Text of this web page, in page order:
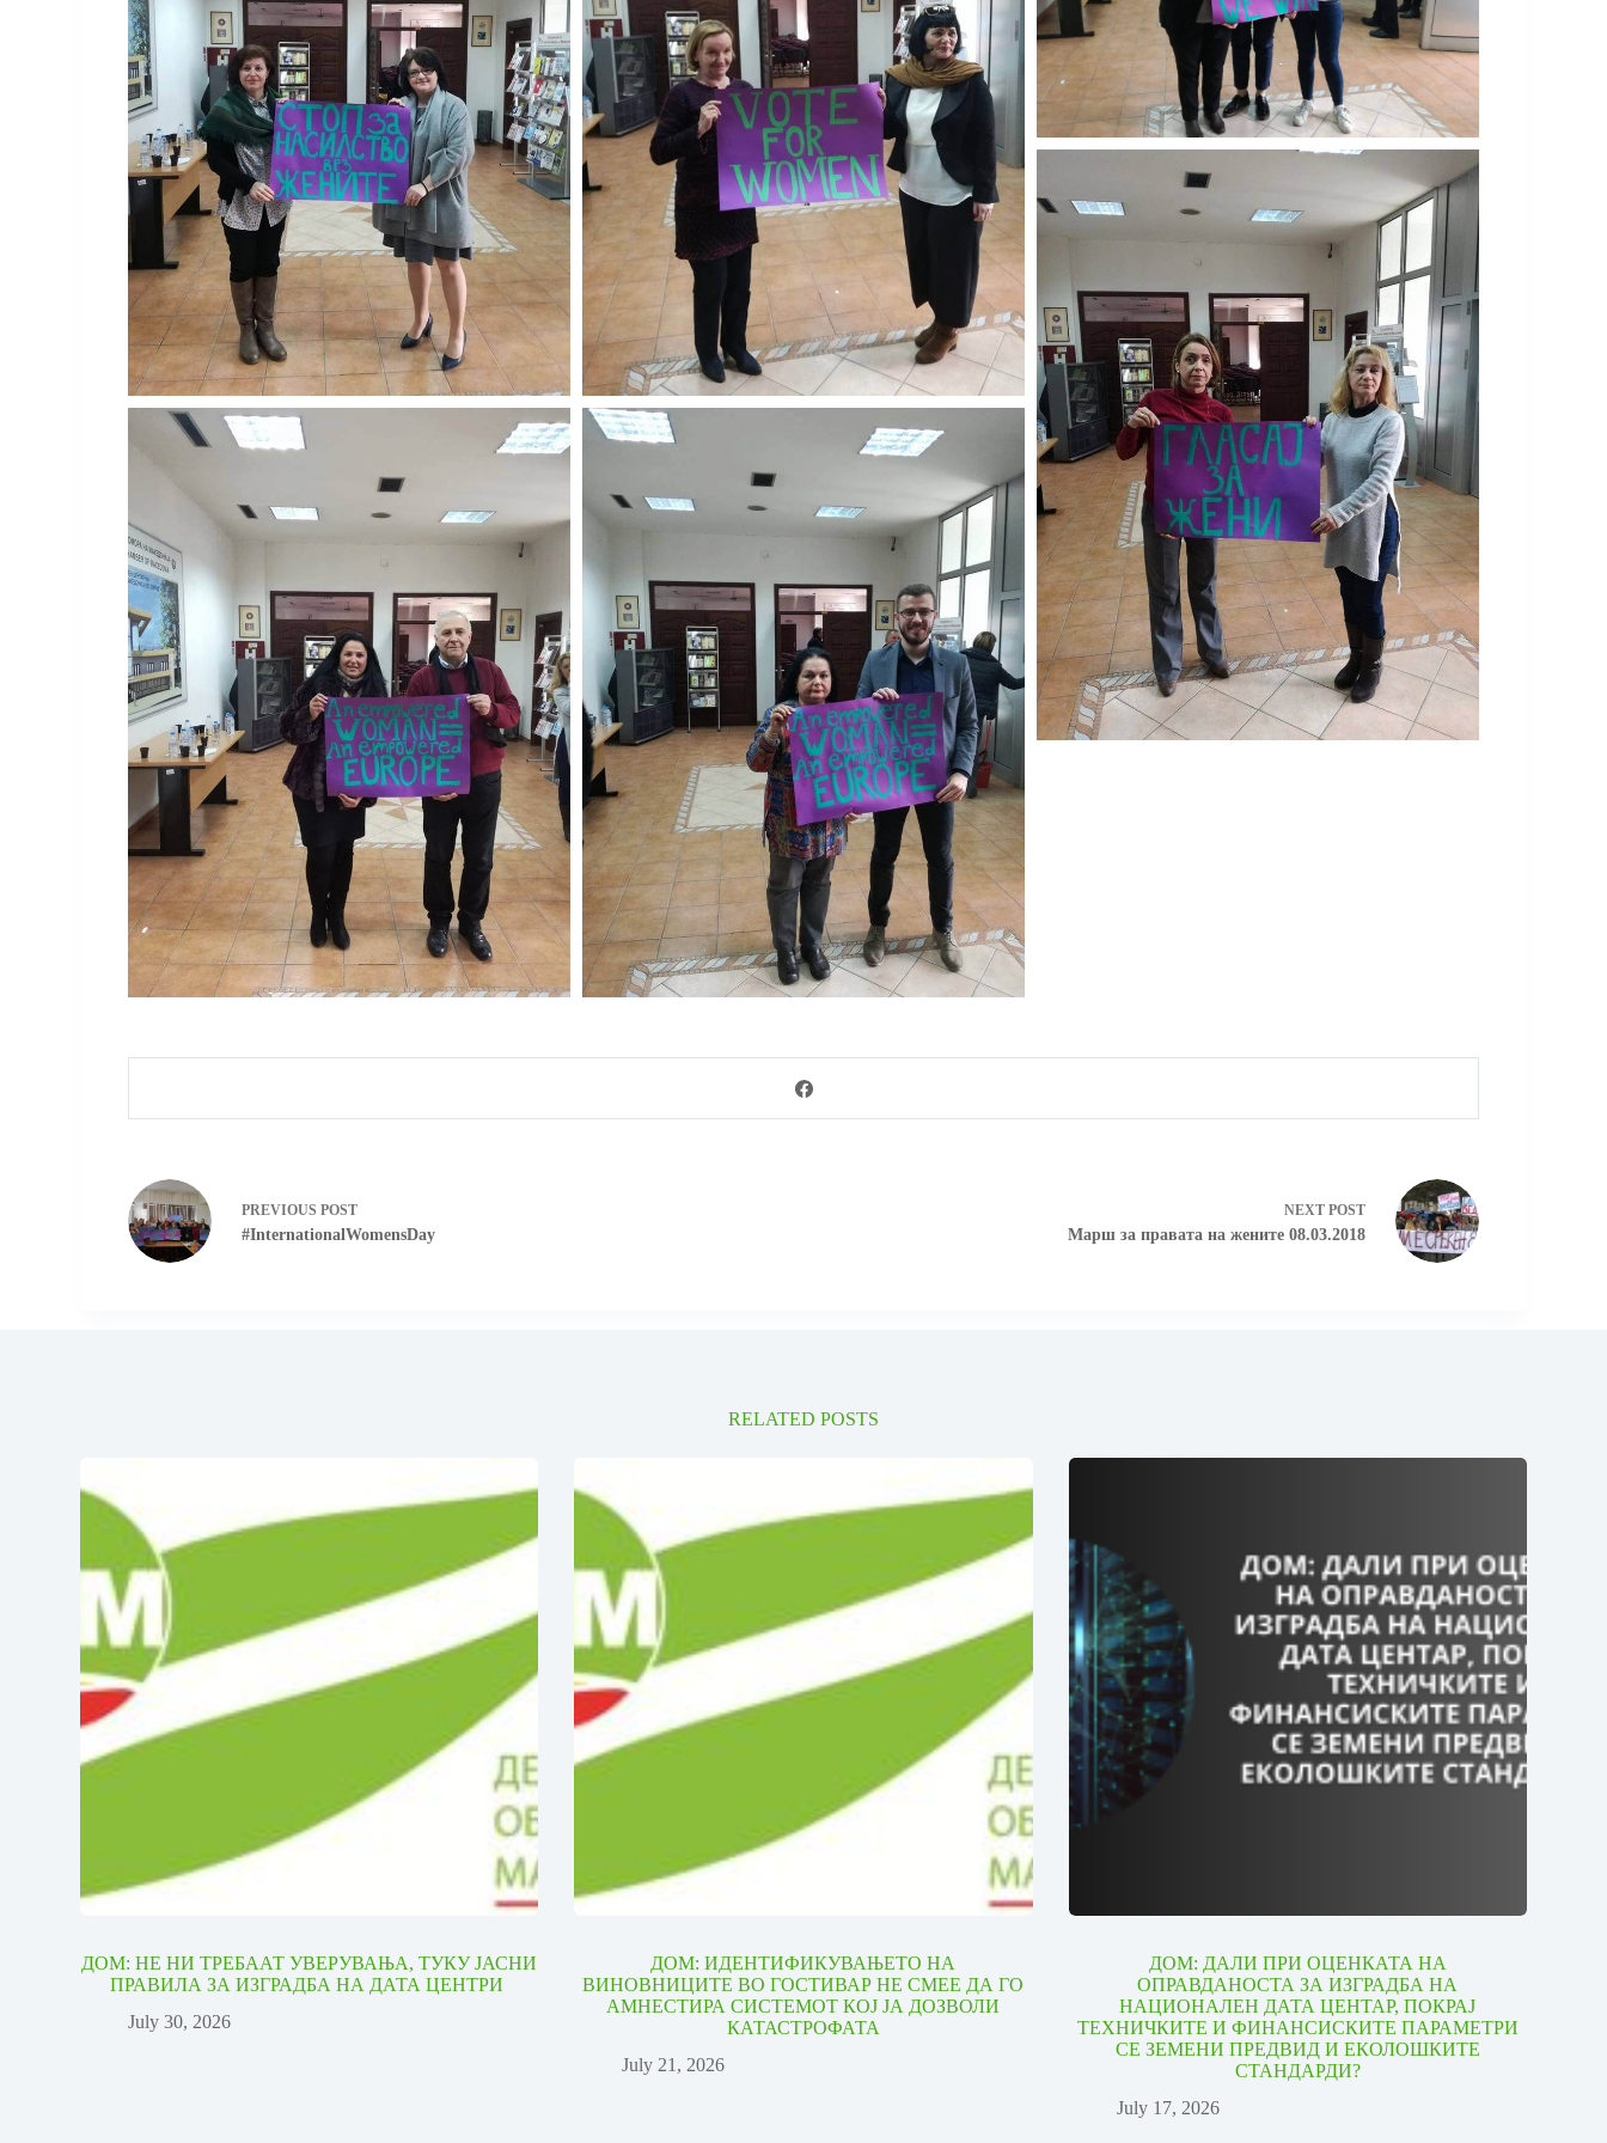
PREVIOUSPOST
#InternationalWomensDay
NEXT POST
Марш за правата на жените 08.03.2018
RELATED POSTS
ДОМ: НЕ НИ ТРЕБААТ УВЕРУВАЊА, ТУКУ ЈАСНИ
ПРАВИЛА ЗА ИЗГРАДБА НА ДАТА ЦЕНТРИ
July 30, 2026
ДОМ: ИДЕНТИФИКУВАЊЕТО НА
ВИНОВНИЦИТЕ ВО ГОСТИВАР НЕ СМЕЕ ДА ГО
АМНЕСТИРА СИСТЕМОТ КОЈ ЈА ДОЗВОЛИ
КАТАСТРОФАТА
July 21, 2026
ДОМ: ДАЛИ ПРИ ОЦЕНКАТА НА
ОПРАВДАНОСТА ЗА ИЗГРАДБА НА
НАЦИОНАЛЕН ДАТА ЦЕНТАР, ПОКРАЈ
ТЕХНИЧКИТЕ И ФИНАНСИСКИТЕ ПАРАМЕТРИ
СЕ ЗЕМЕНИ ПРЕДВИД И ЕКОЛОШКИТЕ
СТАНДАРДИ?
July 17, 2026